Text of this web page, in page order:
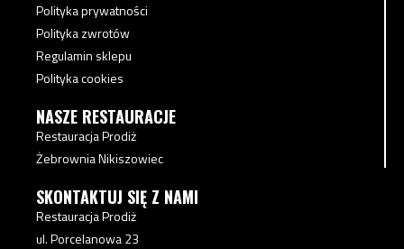
Polityka prywatności
Polityka zwrotów
Regulamin sklepu
Polityka cookies
NASZE RESTAURACJE
Restauracja Prodiż
Żebrownia Nikiszowiec
SKONTAKTUJ SIĘ Z NAMI
Restauracja Prodiż
ul. Porcelanowa 23